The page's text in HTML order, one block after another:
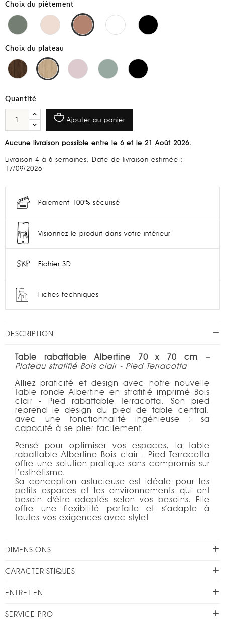
Choix du piètement
Choix du plateau
Quantité
Ajouter au panier
Aucune livraison possible entre le 6 et le 21 Août 2026.
Livraison 4 à 6 semaines. Date de livraison estimée :
17/09/2026
Paiement 100% sécurisé
Visionnez le produit dans votre intérieur
Fichier 3D
Fiches techniques
DESCRIPTION
Table rabattable Albertine 70 x 70 cm
–
Plateau stratifié Bois clair - Pied Terracotta
Alliez praticité et design avec notre nouvelle
Table ronde Albertine en stratifié imprimé Bois
clair - Pied rabattable Terracotta. Son pied
reprend le design du pied de table central,
avec une fonctionnalité ingénieuse : sa
capacité à se plier facilement.
Pensé pour optimiser vos espaces, la table
rabattable Albertine Bois clair - Pied Terracotta
offre une solution pratique sans compromis sur
l’esthétisme.
Sa conception astucieuse est idéale pour les
petits espaces et les environnements qui ont
besoin d'être adaptés selon vos besoins. Elle
offre une flexibilité parfaite et s’adapte à
toutes vos exigences avec style!
DIMENSIONS
CARACTERISTIQUES
ENTRETIEN
SERVICE PRO